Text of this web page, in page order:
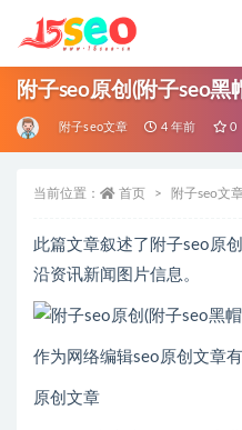
附子seo原创(附子seo黑
附子seo文章 4 年前 0
当前位置： 首页 附子seo文
此篇文章叙述了附子seo原
沿资讯新闻图片信息。
作为网络编辑seo原创文章有什么
原创文章